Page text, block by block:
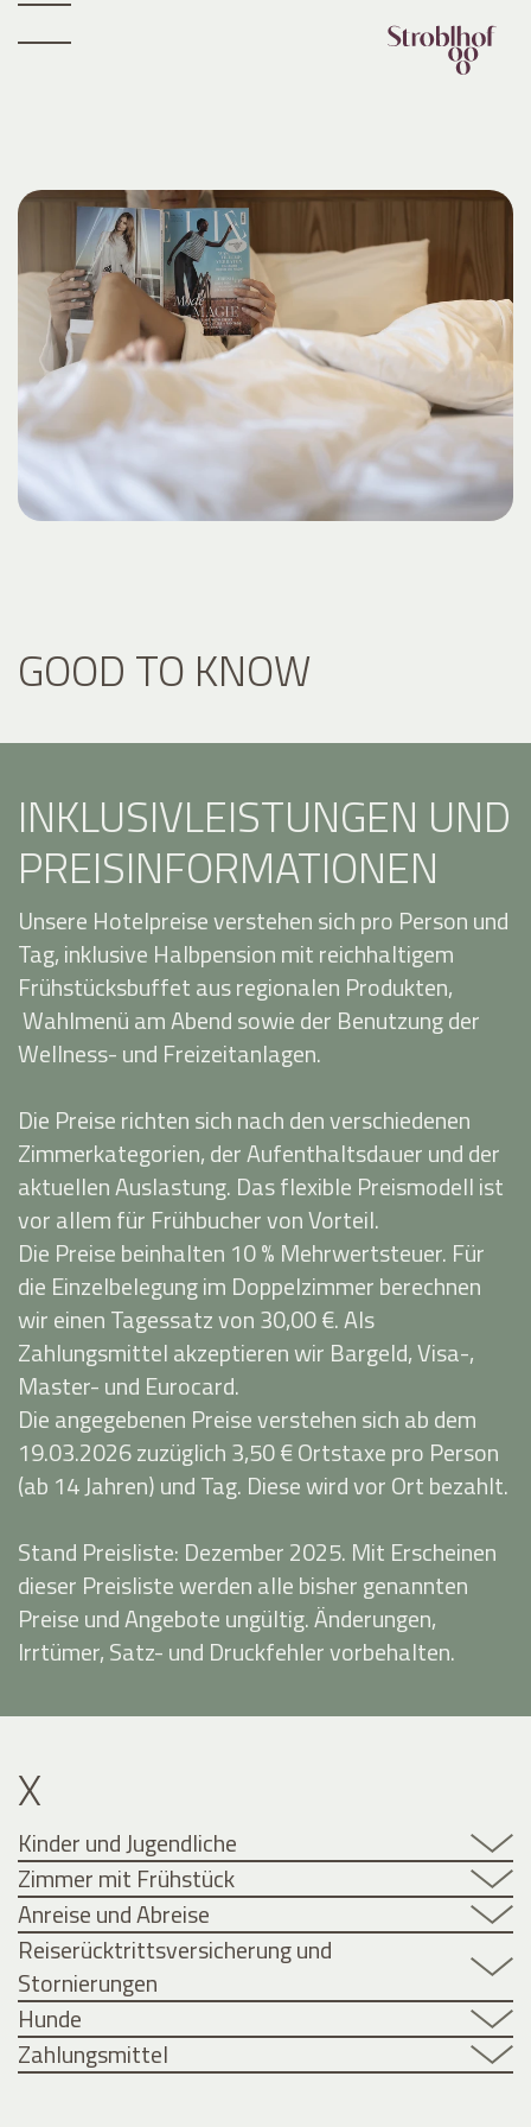
GOOD TO KNOW
INKLUSIVLEISTUNGEN UND
PREISINFORMATIONEN
Unsere Hotelpreise verstehen sich pro Person und
Tag, inklusive Halbpension mit reichhaltigem
Frühstücksbuffet aus regionalen Produkten,
Wahlmenü am Abend sowie der Benutzung der
Wellness- und Freizeitanlagen.
Die Preise richten sich nach den verschiedenen
Zimmerkategorien, der Aufenthaltsdauer und der
aktuellen Auslastung. Das flexible Preismodell ist
vor allem für Frühbucher von Vorteil.
Die Preise beinhalten 10 % Mehrwertsteuer. Für
die Einzelbelegung im Doppelzimmer berechnen
wir einen Tagessatz von 30,00 €. Als
Zahlungsmittel akzeptieren wir Bargeld, Visa-,
Master- und Eurocard.
Die angegebenen Preise verstehen sich ab dem
19.03.2026 zuzüglich 3,50 € Ortstaxe pro Person
(ab 14 Jahren) und Tag. Diese wird vor Ort bezahlt.
Stand Preisliste: Dezember 2025. Mit Erscheinen
dieser Preisliste werden alle bisher genannten
Preise und Angebote ungültig. Änderungen,
Irrtümer, Satz- und Druckfehler vorbehalten.
X
Kinder und Jugendliche
Zimmer mit Frühstück
Anreise und Abreise
Reiserücktrittsversicherung und
Stornierungen
Hunde
Zahlungsmittel